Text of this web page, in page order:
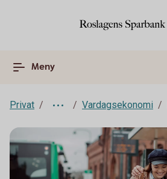
Meny
Privat Vardagsekonomi